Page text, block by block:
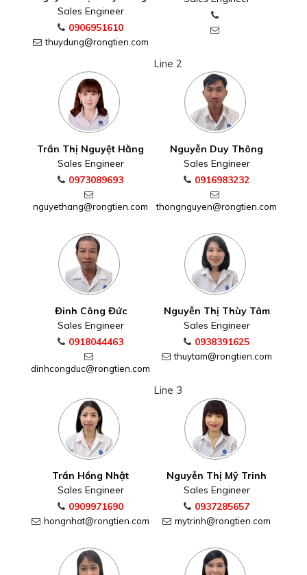
Sales Engineer
0906951610
thuydung@rongtien.com
Line 2
Trần Thị Nguyệt Hằng
Sales Engineer
0973089693
nguyethang@rongtien.com
Nguyễn Duy Thông
Sales Engineer
0916983232
thongnguyen@rongtien.com
Đinh Công Đức
Sales Engineer
0918044463
dinhcongduc@rongtien.com
Nguyễn Thị Thùy Tâm
Sales Engineer
0938391625
thuytam@rongtien.com
Line 3
Trần Hồng Nhật
Sales Engineer
0909971690
hongnhat@rongtien.com
Nguyễn Thị Mỹ Trinh
Sales Engineer
0937285657
mytrinh@rongtien.com